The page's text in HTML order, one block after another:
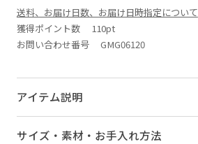
送料、お届け日数、お届け日時指定について
獲得ポイント数 110pt
お問い合わせ番号 GMG06120
アイテム説明
サイズ・素材・お手入れ方法